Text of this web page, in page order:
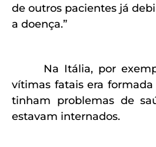
de outros pacientes já
a doença.”
Na Itália, por
vítimas fatais era
tinham problemas de
estavam internados.